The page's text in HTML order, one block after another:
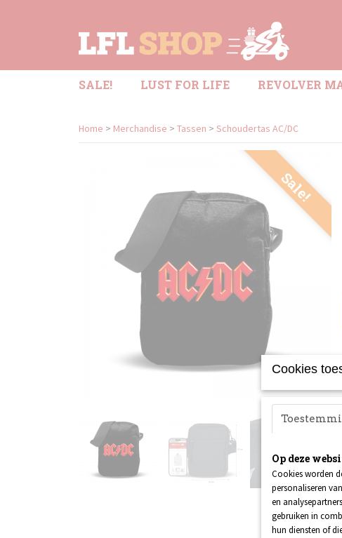
SALE! LUST FOR LIFE REVOLVER
Home > Merchandise > Tassen > Schoudertas AC/DC
Sale!
Cookies
Op deze
Cookies worden
personaliseren
en
gebruiken in
hun diensten of